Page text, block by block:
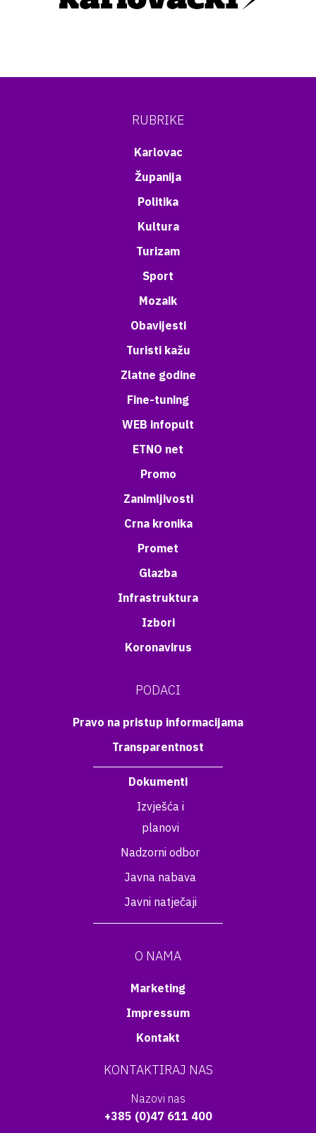
RUBRIKE
Karlovac
Županija
Politika
Kultura
Turizam
Sport
Mozaik
Obavijesti
Turisti kažu
Zlatne godine
Fine-tuning
WEB infopult
ETNO net
Promo
Zanimljivosti
Crna kronika
Promet
Glazba
Infrastruktura
Izbori
Koronavirus
PODACI
Pravo na pristup informacijama
Transparentnost
Dokumenti
Izvješća i
planovi
Nadzorni odbor
Javna nabava
Javni natječaji
O NAMA
Marketing
Impressum
Kontakt
KONTAKTIRAJ NAS
Nazovi nas
+385 (0)47 611 400